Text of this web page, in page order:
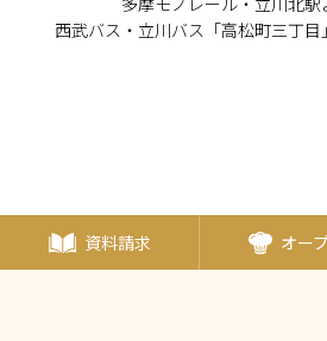
西武バス・立川バス「高松町三丁
資料請求
オー